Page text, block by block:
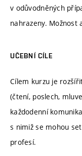
v odůvodněných
nahrazeny. Možnost
UČEBNÍ CÍLE
Cílem kurzu je
(čtení, poslech,
každodenní
s nimiž se mohou
profesí.